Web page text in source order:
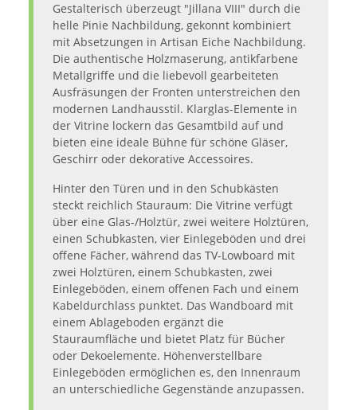
Gestalterisch überzeugt "Jillana VIII" durch die
helle Pinie Nachbildung, gekonnt kombiniert
mit Absetzungen in Artisan Eiche Nachbildung.
Die authentische Holzmaserung, antikfarbene
Metallgriffe und die liebevoll gearbeiteten
Ausfräsungen der Fronten unterstreichen den
modernen Landhausstil. Klarglas-Elemente in
der Vitrine lockern das Gesamtbild auf und
bieten eine ideale Bühne für schöne Gläser,
Geschirr oder dekorative Accessoires.
Hinter den Türen und in den Schubkästen
steckt reichlich Stauraum: Die Vitrine verfügt
über eine Glas-/Holztür, zwei weitere Holztüren,
einen Schubkasten, vier Einlegeböden und drei
offene Fächer, während das TV-Lowboard mit
zwei Holztüren, einem Schubkasten, zwei
Einlegeböden, einem offenen Fach und einem
Kabeldurchlass punktet. Das Wandboard mit
einem Ablageboden ergänzt die
Stauraumfläche und bietet Platz für Bücher
oder Dekoelemente. Höhenverstellbare
Einlegeböden ermöglichen es, den Innenraum
an unterschiedliche Gegenstände anzupassen.